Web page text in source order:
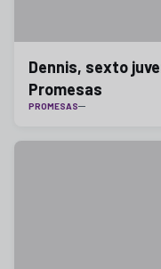
Dennis, sexto
Promesas
PROMESAS